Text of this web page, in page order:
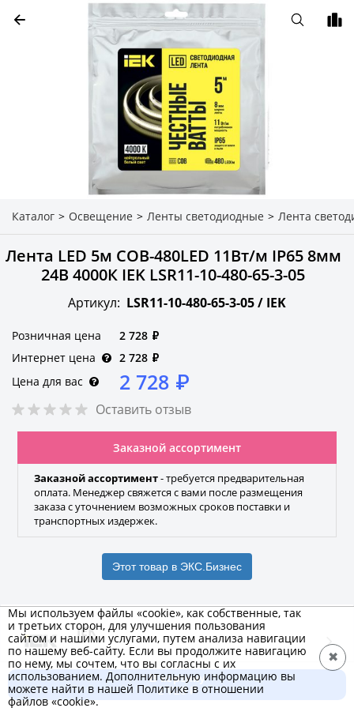
Каталог > Освещение > Ленты светодиодные > Лента
Лента LED 5м COB-480LED 11Вт/м IP65 8мм
24В 4000К IEK LSR11-10-480-65-3-05
Артикул: LSR11-10-480-65-3-05 / IEK
Розничная цена 2 728 ₽
Интернет цена
2 728 ₽
Цена для вас
2 728 ₽
Оставить отзыв
Заказной ассортимент
Заказной ассортимент- требуется предварительная
оплата. Менеджер свяжется с вами после размещения
заказа с уточнением возможных сроков поставки и
транспортных издержек.
Этот товар в ЭКС.Бизнес
IEK
Бренд
Характеристики Добавить к сравнению
В корзину
2 728 ₽
Мы используем файлы «cookie», как собственные, так
и третьих сторон, для улучшения пользования
сайтом и нашими услугами, путем анализа навигации
по нашему веб-сайту. Если вы продолжите навигацию
по нему, мы сочтем, что вы согласны с их
использованием. Дополнительную информацию вы
можете найти в нашей Политике в отношении
файлов «cookie».
✖